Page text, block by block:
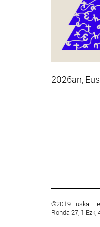
2026an,
©2019 Euskal
Ronda 27, 1